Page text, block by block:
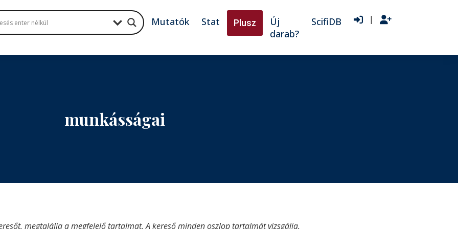
Mutatók Stat Plusz
Új
darab?
ScifiDB |
munkásságai
megtalálja a megfelelő tartalmat. A kereső minden oszlop tartalmát vizsgálja.